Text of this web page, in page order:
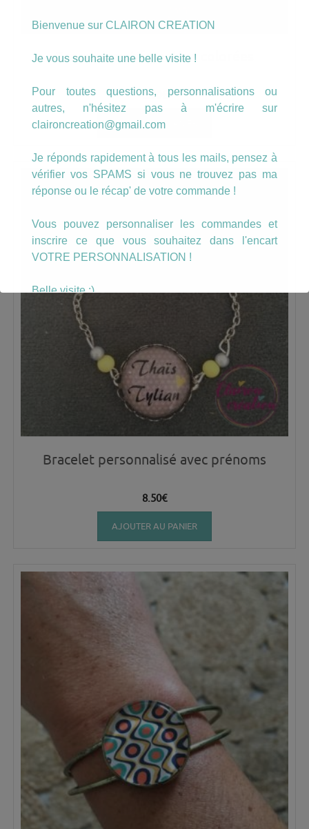
Bracelet motif gouttes colorées
8.50
AJOUTER AU PANIER
Bracelet personnalisé avec prénoms
8.50€
AJOUTER AU PANIER
Bienvenue sur CLAIRON CREATION
Je vous souhaite une belle visite !
Pour toutes questions, personnalisations ou
autres, n'hésitez pas à m'écrire sur
claironcreation@gmail.com
Je réponds rapidement à tous les mails, pensez à
vérifier vos SPAMS si vous ne trouvez pas ma
réponse ou le récap' de votre commande !
Vous pouvez personnaliser les commandes et
inscrire ce que vous souhaitez dans l'encart
VOTRE PERSONNALISATION !
Belle visite :)